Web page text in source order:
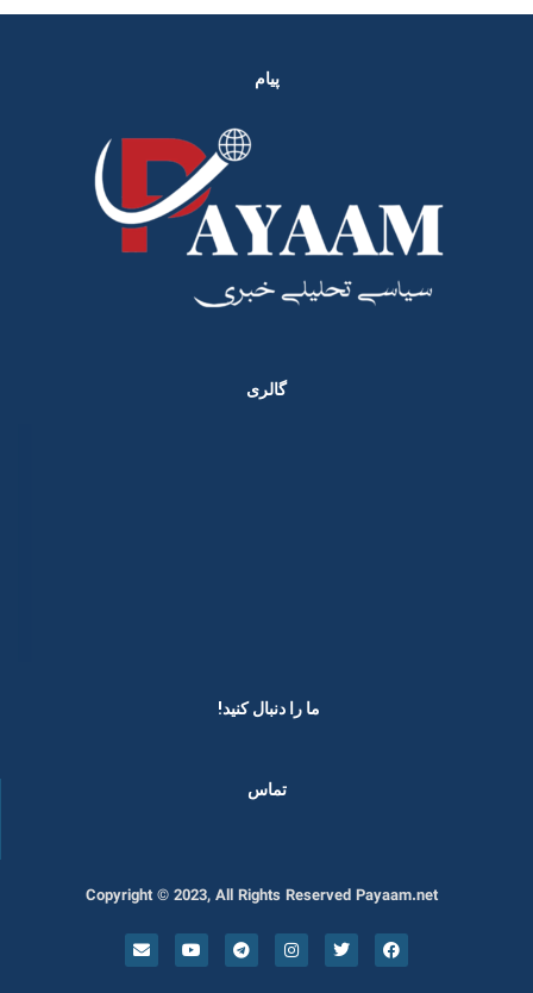
پیام
گالری
ما را دنبال کنید! ​
تماس
Copyright © 2023, All Rights Reserved Payaam.net